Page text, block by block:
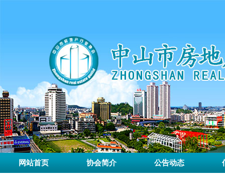
网站首页 协会简介 公告动态